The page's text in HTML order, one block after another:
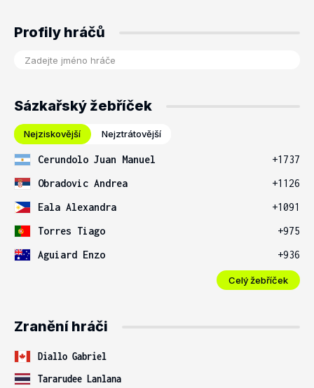
Profily hráčů
Sázkařský žebříček
Nejziskovější Nejztrátovější
Cerundolo Juan Manuel
+1737
Obradovic Andrea
+1126
Eala Alexandra
+1091
Torres Tiago
+975
Aguiard Enzo
+936
Celý žebříček
Zranění hráči
Diallo Gabriel
Tararudee Lanlana